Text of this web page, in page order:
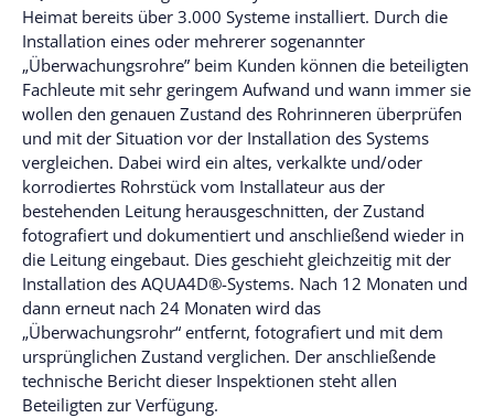
Heimat bereits über 3.000 Systeme installiert. Durch die
Installation eines oder mehrerer sogenannter
„Überwachungsrohre” beim Kunden können die beteiligten
Fachleute mit sehr geringem Aufwand und wann immer sie
wollen den genauen Zustand des Rohrinneren überprüfen
und mit der Situation vor der Installation des Systems
vergleichen. Dabei wird ein altes, verkalkte und/oder
korrodiertes Rohrstück vom Installateur aus der
bestehenden Leitung herausgeschnitten, der Zustand
fotografiert und dokumentiert und anschließend wieder in
die Leitung eingebaut. Dies geschieht gleichzeitig mit der
Installation des AQUA4D®-Systems. Nach 12 Monaten und
dann erneut nach 24 Monaten wird das
„Überwachungsrohr“ entfernt, fotografiert und mit dem
ursprünglichen Zustand verglichen. Der anschließende
technische Bericht dieser Inspektionen steht allen
Beteiligten zur Verfügung.